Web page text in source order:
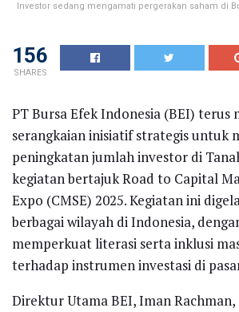
Investor sedang mengamati pergerakan saham di
156
SHARES
PT Bursa Efek Indonesia (BEI) terus
serangkaian inisiatif strategis untuk
peningkatan jumlah investor di
kegiatan bertajuk Road to Capital
Expo (CMSE) 2025. Kegiatan ini
berbagai wilayah di Indonesia,
memperkuat literasi serta inklusi
terhadap instrumen investasi di
Direktur Utama BEI, Iman